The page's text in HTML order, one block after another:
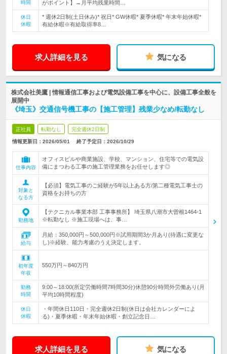
時間
がポイント】→月平均残業時間…
休日
休暇
* 週休2日制(土日休み)* 祝日* GW休暇* 夏季休暇* 年末年始休暇*
有給休暇※有給取得率8…
求人詳細を見る 気になる
株式会社美鷹 | 情報通信工事および電気設備工事を中心に、設備工事全般を
展開中
《埼玉》交通信号機工事の【施工管理】残業少なめ/転勤なし
正社員 転勤なし 完全週休2日制
情報更新日：2026/05/01 終了予定日： 2026/10/29
仕事内容
オフィスビルや商業施設、学校、マンション、住宅等での電気設
備にまつわる工事の施工管理業務をお任せします◎
対象と
なる方
【必須】電気工事のご経験が5年以上ある方/第二種電気工事士の
資格をお持ちの方
勤務地
【テクニカル事業本部 工事事務所】 埼玉県八潮市大曽根1464-1
※転勤なし ※施工現場へは、事…
給与
月給：350,000円～500,000円※試用期間3か月あり(待遇に変更な
し)※経験、能力考慮のうえ決定します。
初年度
年収
550万円～840万円
勤務
時間
9:00～18:00(所定労働時間7時間30分)休憩90分時間外労働あり(月
平均10時間程度)
休日
休暇
・年間休日110日・完全週休2日制(休日は会社カレンダーによ
る)・夏季休暇・年末年始休暇・創立記念日…
求人詳細を見る 気になる